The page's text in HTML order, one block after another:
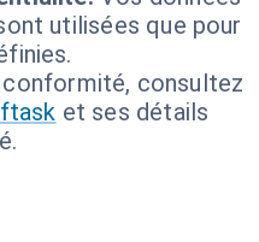
utilisées que pour
consultez
et ses détails